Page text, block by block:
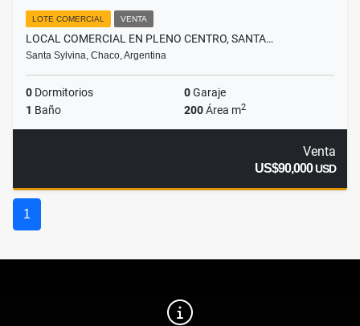
LOTE COMERCIAL VENTA
LOCAL COMERCIAL EN PLENO CENTRO, SANTA…
Santa Sylvina, Chaco, Argentina
0 Dormitorios 0Garaje
1 Baño 200Área m2
Venta
US$90,000USD
1